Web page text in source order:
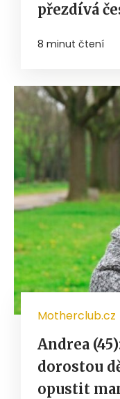
přezdívá
8 minut čtení
Motherclub.cz
Andrea
dorostou
opustit